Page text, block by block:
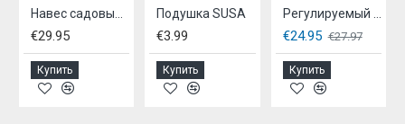
Навес садовый КИНАСТ 3х3м
€29.95
Купить
Подушка SUSA
€3.99
Купить
€24.95 €27.97
Купить